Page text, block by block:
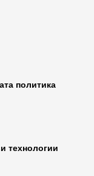
политика
технологии